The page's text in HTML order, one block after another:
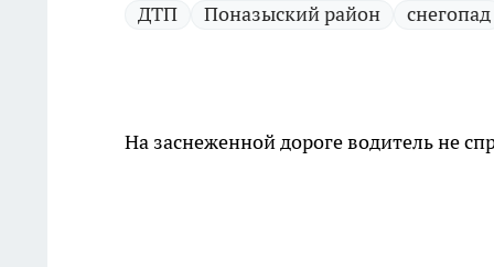
ДТП Поназыский район снегопад
На заснеженной дороге водитель не